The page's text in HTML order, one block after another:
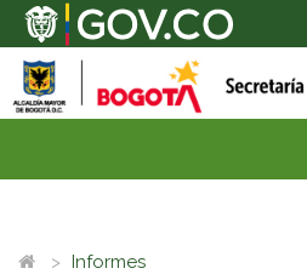
Informes